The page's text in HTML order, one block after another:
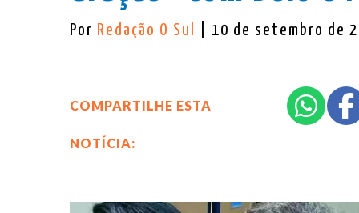
Por Redação O Sul | 10 de setembro de
COMPARTILHE ESTA
NOTÍCIA: